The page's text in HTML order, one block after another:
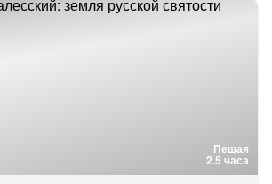
Пешая
2.5 часа